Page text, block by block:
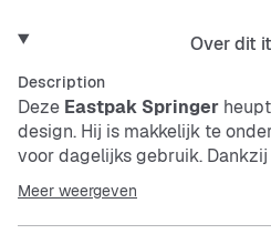
Over dit
Description
Deze Eastpak Springer
design. Hij is makkelijk te
voor dagelijks gebruik.
hij comfortabel en is er genoeg
Meer weergeven